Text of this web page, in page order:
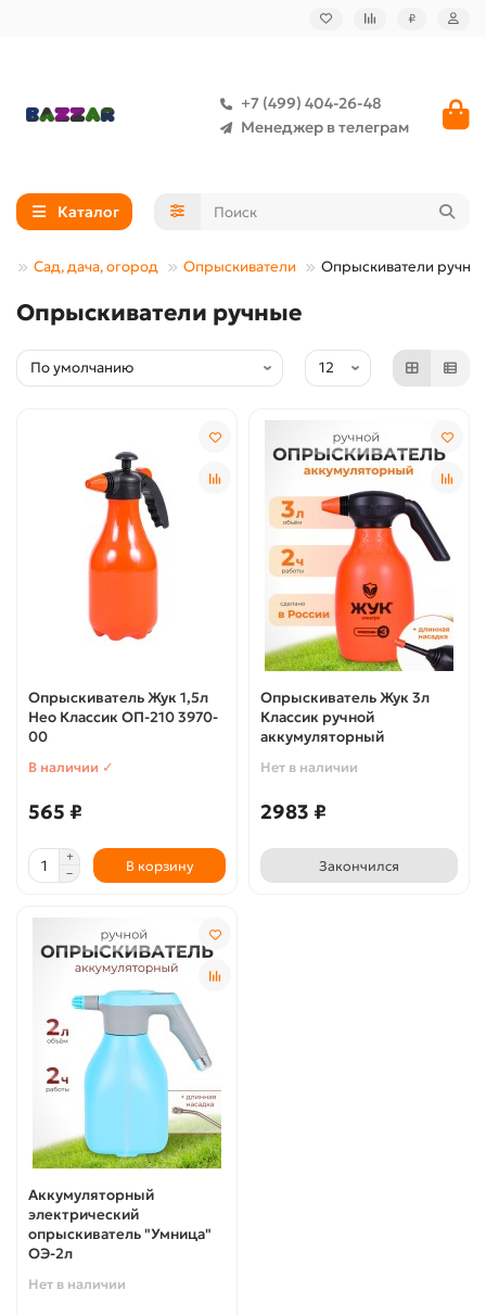
₽
+7 (499) 404-26-48
Менеджер в телеграм
Каталог
Сад, дача, огород Опрыскиватели Опрыскиватели
Опрыскиватели ручные
Опрыскиватель Жук 1,5л
Нео Классик ОП-210 3970-
00
В наличии ✓
565 ₽
В корзину
Опрыскиватель Жук 3л
Классик ручной
аккумуляторный
Нет в наличии
2983 ₽
Закончился
Аккумуляторный
электрический
опрыскиватель "Умница"
ОЭ-2л
Нет в наличии